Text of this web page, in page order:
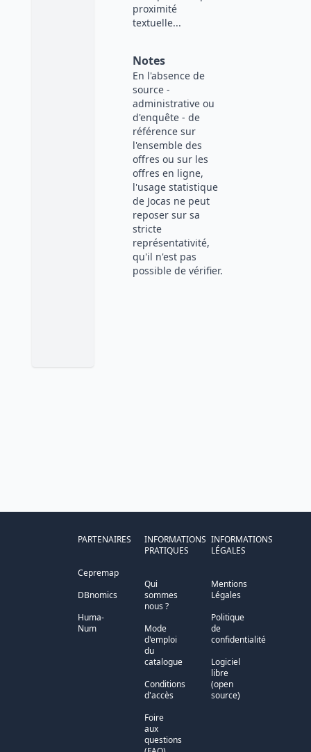
proximité
textuelle...
Notes
En l'absence de
source -
administrative ou
d'enquête - de
référence sur
l'ensemble des
offres ou sur les
offres en ligne,
l'usage statistique
de Jocas ne peut
reposer sur sa
stricte
représentativité,
qu'il n'est pas
possible de vérifier.
PARTENAIRES
Cepremap
DBnomics
Huma-
Num
INFORMATIONS
PRATIQUES
Qui
sommes
nous ?
Mode
d'emploi
du
catalogue
Conditions
d'accès
Foire
aux
questions
INFORMATIONS
LÉGALES
Mentions
Légales
Politique
de
confidentialité
Logiciel
libre
(open
source)